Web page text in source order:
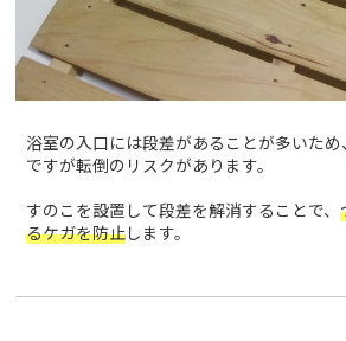
浴室の入口には段差があることが多いため、
ですが転倒のリスクがあります。
すのこを設置して段差を解消することで、
るケガを防止します。